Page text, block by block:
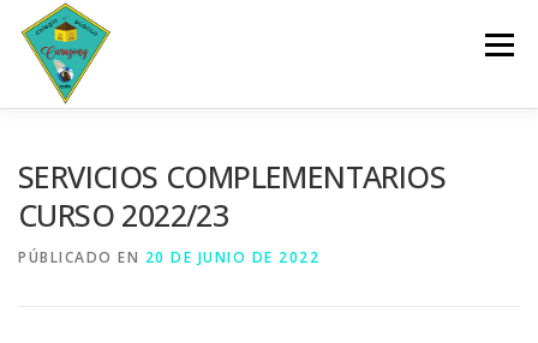
contenido
Menú
SERVICIOS COMPLEMENTARIOS
CURSO 2022/23
PÚBLICADO EN 20 DE JUNIO DE 2022